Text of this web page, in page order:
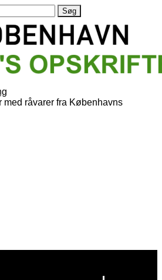
med råvarer fra Københavns